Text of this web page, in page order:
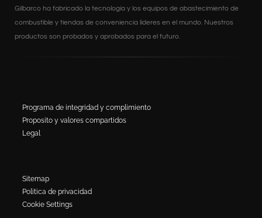
Gilbarco ha fabricado la tecnología y los equipos de abastecimiento de
combustible y tiendas de conveniencia líderes en el mundo. Nuestros
productos son probados y aprobados para el futuro.
Programa de integridad y complimiento
Proposito y valores compartidos
Legal
Sitemap
Politica de privacidad
Cookie Settings